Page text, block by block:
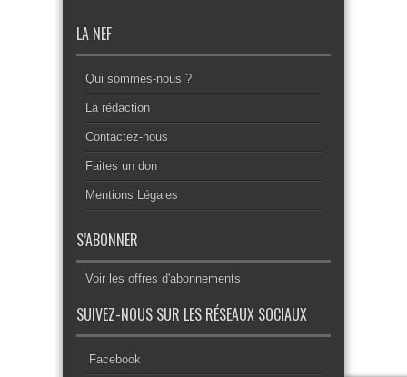
LA NEF
Qui sommes-nous ?
La rédaction
Contactez-nous
Faites un don
Mentions Légales
S’ABONNER
Voir les offres d'abonnements
SUIVEZ-NOUS SUR LES RÉSEAUX SOCIAUX
Facebook